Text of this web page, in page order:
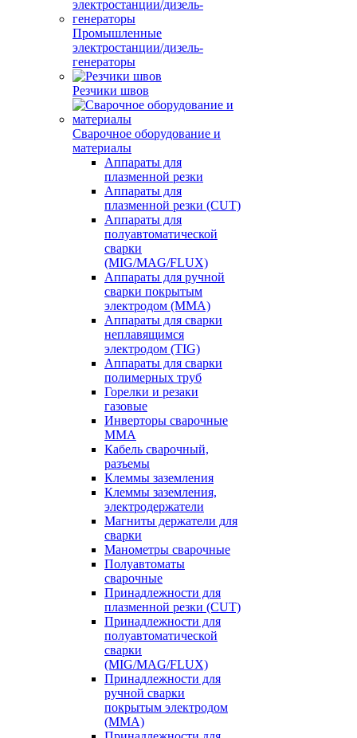
Промышленные
электростанции/дизель-
генераторы
Резчики швов
Сварочное оборудование и
материалы
Аппараты для
плазменной резки
Аппараты для
плазменной резки (CUT)
Аппараты для
полуавтоматической
сварки
(MIG/MAG/FLUX)
Аппараты для ручной
сварки покрытым
электродом (MMA)
Аппараты для сварки
неплавящимся
электродом (TIG)
Аппараты для сварки
полимерных труб
Горелки и резаки
газовые
Инверторы сварочные
ММА
Кабель сварочный,
разъемы
Клеммы заземления
Клеммы заземления,
электродержатели
Магниты держатели для
сварки
Манометры сварочные
Полуавтоматы
сварочные
Принадлежности для
плазменной резки (CUT)
Принадлежности для
полуавтоматической
сварки
(MIG/MAG/FLUX)
Принадлежности для
ручной сварки
покрытым электродом
(MMA)